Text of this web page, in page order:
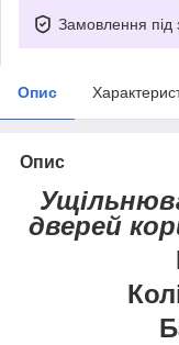
Замовлення під
Опис
Опис
дверей